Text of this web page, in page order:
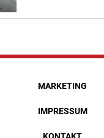
MARKETING
IMPRESSUM